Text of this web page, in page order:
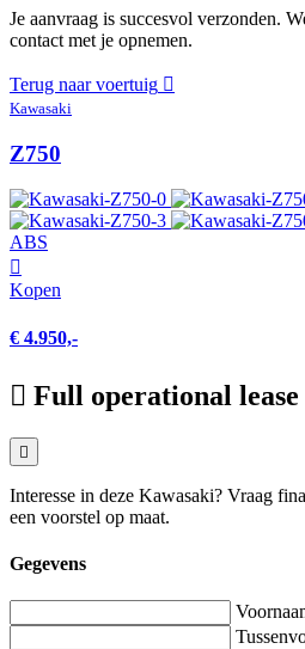
Je aanvraag is succesvol verzonden.
contact met je opnemen.
Terug naar voertuig
Kawasaki
Z750
ABS
Kopen
€ 4.950,-
Full operational lease
Interesse in deze Kawasaki? Vraag
een voorstel op maat.
Gegevens